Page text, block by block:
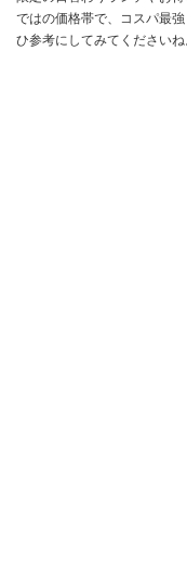
ではの価格帯で、コスパ最
ひ参考にしてみてくださいね